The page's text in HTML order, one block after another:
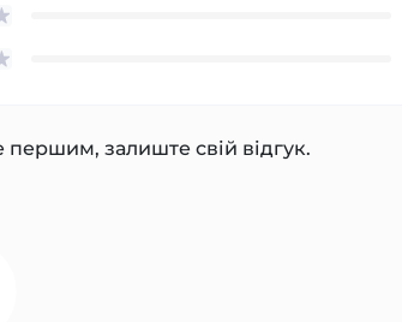
першим, залиште свій відгук.